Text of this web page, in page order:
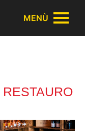
MENÙ
RESTAURO